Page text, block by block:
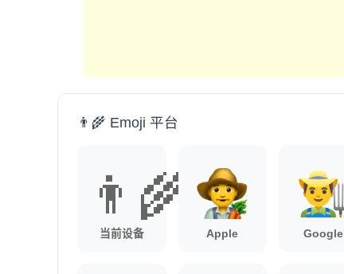
👨‍🌾 Emoji 平台
👨‍🌾
当前设备 Apple Google